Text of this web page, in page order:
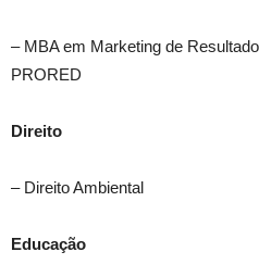
– MBA em Marketing de
PRORED
Direito
– Direito Ambiental
Educação